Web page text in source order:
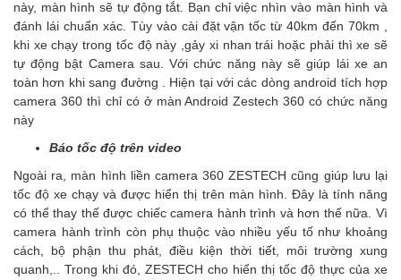
này, màn hình sẽ tự động tắt. Bạn chỉ việc nhìn vào màn hình và
đánh lái chuẩn xác. Tùy vào cài đặt vận tốc từ 40km đến 70km ,
khi xe chạy trong tốc độ này ,gảy xi nhan trái hoặc phải thì xe sẽ
tự động bật Camera sau. Với chức năng này sẽ giúp lái xe an
toàn hơn khi sang đường . Hiện tại với các dòng android tích hợp
camera 360 thì chỉ có ở màn Android Zestech 360 có chức năng
này
Báo tốc độ trên video
Ngoài ra, màn hình liền camera 360 ZESTECH cũng giúp lưu lại
tốc độ xe chạy và được hiển thị trên màn hình. Đây là tính năng
có thể thay thế được chiếc camera hành trình và hơn thế nữa. Vì
camera hành trình còn phụ thuộc vào nhiều yếu tố như khoảng
cách, bộ phận thu phát, điều kiện thời tiết, môi trường xung
quanh,.. Trong khi đó, ZESTECH cho hiển thị tốc độ thực của xe